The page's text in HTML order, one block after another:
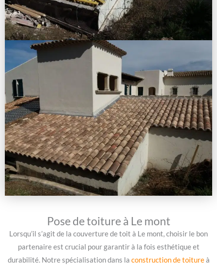
Pose de toiture à Le mont
Lorsqu’il s’agit de la couverture de toit à Le mont, choisir le bon
partenaire est crucial pour garantir à la fois esthétique et
durabilité. Notre spécialisation dans la construction de toitureà